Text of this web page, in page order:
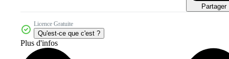
Partager
Licence Gratuite
Qu'est-ce que c'est ?
Plus d'infos